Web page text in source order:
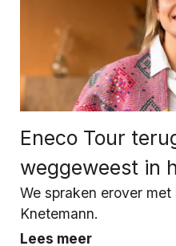
Eneco Tour
weggeweest in
We spraken erover
Knetemann.
Lees meer